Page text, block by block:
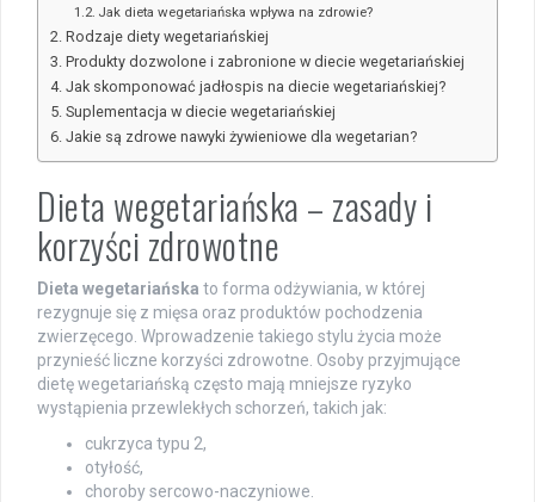
Jak dieta wegetariańska wpływa na zdrowie?
Rodzaje diety wegetariańskiej
Produkty dozwolone i zabronione w diecie wegetariańskiej
Jak skomponować jadłospis na diecie wegetariańskiej?
Suplementacja w diecie wegetariańskiej
Jakie są zdrowe nawyki żywieniowe dla wegetarian?
Dieta wegetariańska – zasady i
korzyści zdrowotne
Dieta wegetariańska to forma odżywiania, w której
rezygnuje się z mięsa oraz produktów pochodzenia
zwierzęcego. Wprowadzenie takiego stylu życia może
przynieść liczne korzyści zdrowotne. Osoby przyjmujące
dietę wegetariańską często mają mniejsze ryzyko
wystąpienia przewlekłych schorzeń, takich jak:
cukrzyca typu 2,
otyłość,
choroby sercowo-naczyniowe.